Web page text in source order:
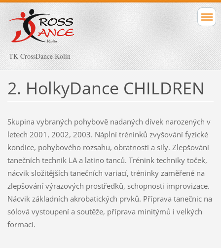
TK CrossDance Kolín
2. HolkyDance CHILDREN
Skupina vybraných pohybově nadaných dívek narozených v
letech 2001, 2002, 2003. Náplní tréninků zvyšování fyzické
kondice, pohybového rozsahu, obratnosti a síly. Zlepšování
tanečních technik LA a latino tanců. Trénink techniky toček,
nácvik složitějších tanečních variací, tréninky zaměřené na
zlepšování výrazových prostředků, schopnosti improvizace.
Nácvik základních akrobatických prvků. Příprava tanečnic na
sólová vystoupení a soutěže, příprava minitýmů i velkých
formací.